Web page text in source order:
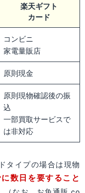
楽天ギフト
カード
コンビニ
家電量販店
原則現金
原則現物確認後の振
込
一部買取サービスで
は非対応
タイプの場合は現物
数日を要すること